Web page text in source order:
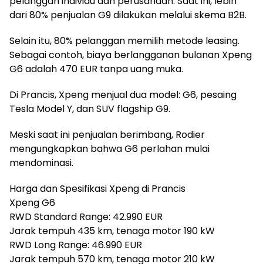
dari 80% penjualan G9 dilakukan melalui skema B2B.
Selain itu, 80% pelanggan memilih metode leasing.
Sebagai contoh, biaya berlangganan bulanan Xpeng
G6 adalah 470 EUR tanpa uang muka.
Di Prancis, Xpeng menjual dua model: G6, pesaing
Tesla Model Y, dan SUV flagship G9.
Meski saat ini penjualan berimbang, Rodier
mengungkapkan bahwa G6 perlahan mulai
mendominasi.
Harga dan Spesifikasi Xpeng di Prancis
Xpeng G6
RWD Standard Range: 42.990 EUR
Jarak tempuh 435 km, tenaga motor 190 kW
RWD Long Range: 46.990 EUR
Jarak tempuh 570 km, tenaga motor 210 kW